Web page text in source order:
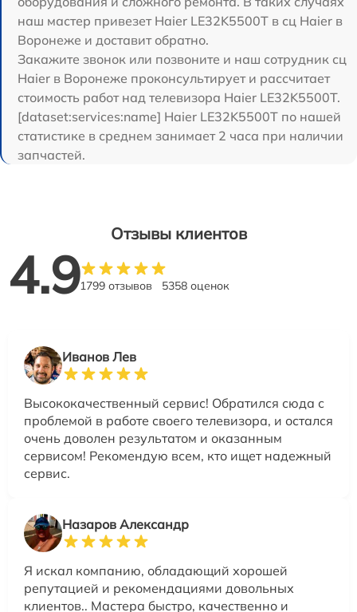
наш мастер привезет Haier LE32K5500T в сц Haier в
Воронеже и доставит обратно.
Закажите звонок или позвоните и наш сотрудник сц
Haier в Воронеже проконсультирует и рассчитает
стоимость работ над телевизора Haier LE32K5500T.
[dataset:services:name] Haier LE32K5500T по нашей
статистике в среднем занимает 2 часа при наличии
запчастей.
Отзывы клиентов
4.91799 отзывов 5358 оценок
Иванов Лев
Высококачественный сервис! Обратился сюда с
проблемой в работе своего телевизора, и остался
очень доволен результатом и оказанным
сервисом! Рекомендую всем, кто ищет надежный
сервис.
Назаров Александр
Я искал компанию, обладающий хорошей
репутацией и рекомендациями довольных
клиентов.. Мастера быстро, качественно и